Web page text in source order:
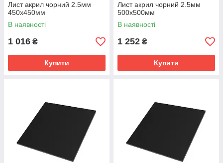
Лист акрил чорний 2.5мм
450х450мм
В наявності
1 016 ₴
Купити
Лист акрил чорний 2.5мм
500х500мм
В наявності
1 252 ₴
Купити